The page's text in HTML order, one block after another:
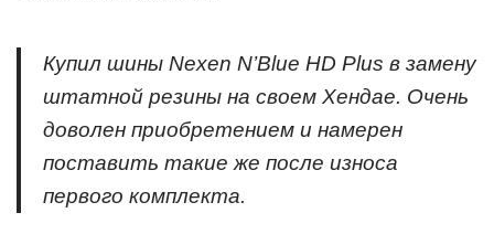
Купил шины Nexen N’Blue HD Plus в замену
штатной резины на своем Хендае. Очень
доволен приобретением и намерен
поставить такие же после износа
первого комплекта.